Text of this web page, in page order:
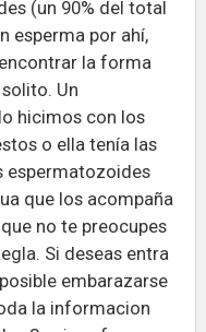
(un 90% del total
esperma por ahí,
la forma
Un
hicimos con los
o ella tenía las
espermatozoides
que los acompaña
no te preocupes
Si deseas entra
embarazarse
la informacion